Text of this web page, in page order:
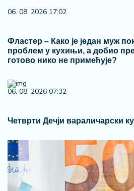
06. 08. 2026 17:02
Фластер – Како је један муж
проблем у кухињи, а добио
готово нико не примећује?
06. 08. 2026 07:32
Четврти Дечји вараличарски